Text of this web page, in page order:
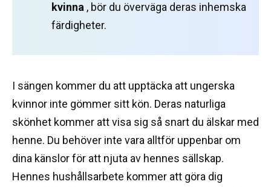
kvinna , bör du överväga deras inhemska
färdigheter.
I sängen kommer du att upptäcka att ungerska
kvinnor inte gömmer sitt kön. Deras naturliga
skönhet kommer att visa sig så snart du älskar med
henne. Du behöver inte vara alltför uppenbar om
dina känslor för att njuta av hennes sällskap.
Hennes hushållsarbete kommer att göra dig